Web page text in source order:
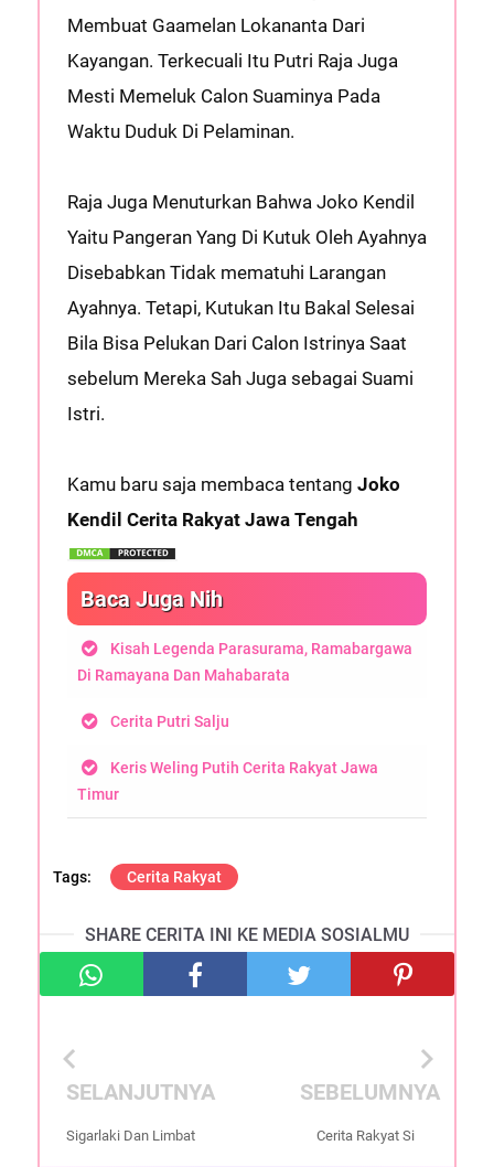
Membuat Gaamelan Lokananta Dari
Kayangan. Terkecuali Itu Putri Raja Juga
Mesti Memeluk Calon Suaminya Pada
Waktu Duduk Di Pelaminan.
Raja Juga Menuturkan Bahwa Joko Kendil
Yaitu Pangeran Yang Di Kutuk Oleh Ayahnya
Disebabkan Tidak mematuhi Larangan
Ayahnya. Tetapi, Kutukan Itu Bakal Selesai
Bila Bisa Pelukan Dari Calon Istrinya Saat
sebelum Mereka Sah Juga sebagai Suami
Istri.
Kamu baru saja membaca tentang Joko
Kendil Cerita Rakyat Jawa Tengah
Baca Juga Nih
Kisah Legenda Parasurama, Ramabargawa
Di Ramayana Dan Mahabarata
Cerita Putri Salju
Keris Weling Putih Cerita Rakyat Jawa
Timur
Cerita Rakyat
SHARE CERITA INI KE MEDIA SOSIALMU
chevron_left
SELANJUTNYA
Sigarlaki Dan Limbat
chevron_right
SEBELUMNYA
Cerita Rakyat Si